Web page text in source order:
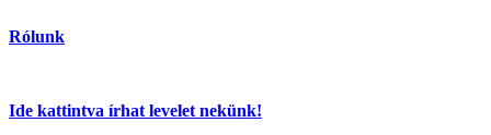
Rólunk
Ide kattintva írhat levelet nekünk!